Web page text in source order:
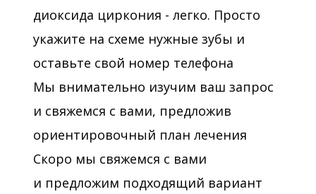
диоксида циркония - легко. Просто
укажите на схеме нужные зубы и
оставьте свой номер телефона
Мы внимательно изучим ваш запрос
и свяжемся с вами, предложив
ориентировочный план лечения
Скоро мы свяжемся с вами
и предложим подходящий вариант